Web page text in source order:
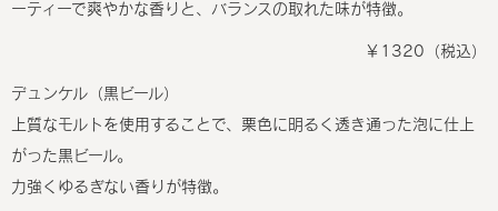
ーティーで爽やかな香りと、バランスの取れた味が特徴。
￥1320（税込）
デュンケル（黒ビール）
上質なモルトを使用することで、栗色に明るく透き通った泡に仕上
がった黒ビール。
力強くゆるぎない香りが特徴。